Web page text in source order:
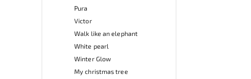
Pura
Victor
Walk like an elephant
White pearl
Winter Glow
My christmas tree